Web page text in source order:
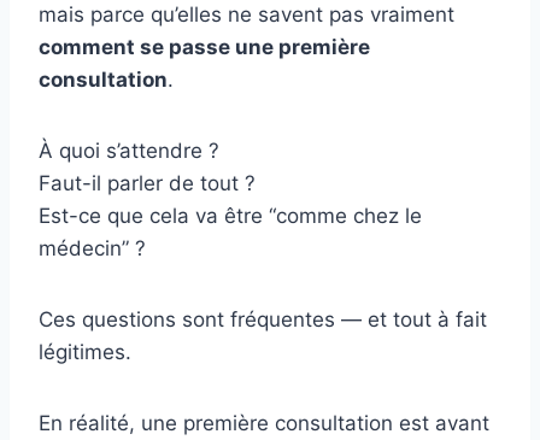
mais parce qu’elles ne savent pas vraiment
comment se passe une première
consultation.
À quoi s’attendre ?
Faut-il parler de tout ?
Est-ce que cela va être “comme chez le
médecin” ?
Ces questions sont fréquentes — et tout à fait
légitimes.
En réalité, une première consultation est avant